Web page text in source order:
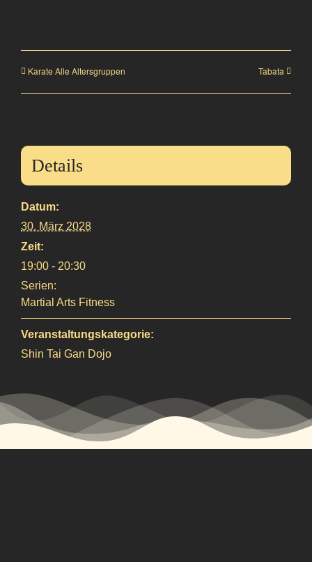
Karate Alle Altersgruppen Tabata
Details
Datum:
30. März 2028
Zeit:
19:00 - 20:30
Serien:
Martial Arts Fitness
Veranstaltungskategorie:
Shin Tai Gan Dojo